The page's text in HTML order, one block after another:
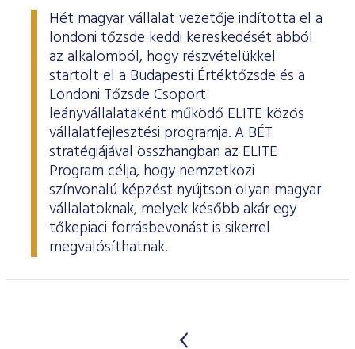
Hét magyar vállalat vezetője indította el a
londoni tőzsde keddi kereskedését abból
az alkalomból, hogy részvételükkel
startolt el a Budapesti Értéktőzsde és a
Londoni Tőzsde Csoport
leányvállalataként működő ELITE közös
vállalatfejlesztési programja. A BÉT
stratégiájával összhangban az ELITE
Program célja, hogy nemzetközi
színvonalú képzést nyújtson olyan magyar
vállalatoknak, melyek később akár egy
tőkepiaci forrásbevonást is sikerrel
megvalósíthatnak.